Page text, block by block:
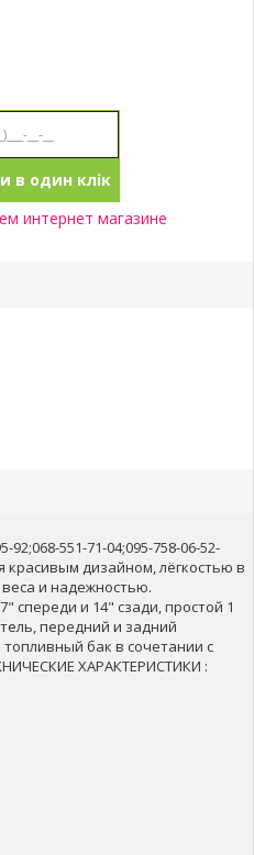
в один клік
интернет магазине
551-71-04;095-758-06-52-
красивым дизайном, лёгкостью в
и надежностью.
спереди и 14" сзади, простой 1
передний и задний
бак в сочетании с
ХАРАКТЕРИСТИКИ :